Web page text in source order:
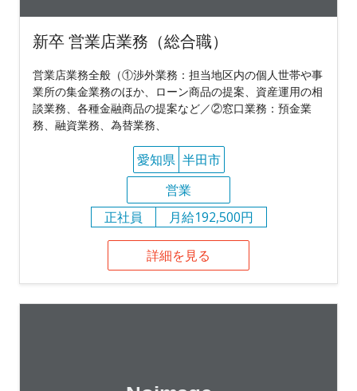
新卒 営業店業務（総合職）
営業店業務全般（①渉外業務：担当地区内の個人世帯や事
業所の集金業務のほか、ローン商品の提案、資産運用の相
談業務、各種金融商品の提案など／②窓口業務：預金業
務、融資業務、為替業務、
愛知県 半田市
営業
正社員
月給192,500円
詳細を見る